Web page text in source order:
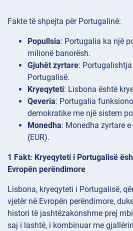
Fakte të shpejta për Portugalinë:
Popullsia: Portugalia ka një
milionë banorësh.
Gjuhët zyrtare:
Portugalisë.
Kryeqyteti: Lisbona është
Qeveria: Portugalia
demokratike me një sistem
Monedha: Monedha zyrtare
(EUR).
1 Fakt: Kryeqyteti i Portugalisë
Evropën perëndimore
Lisbona, kryeqyteti i Portugalisë,
vjetër në Evropën perëndimore,
histori të jashtëzakonshme prej
saj i lashtë, i kombinuar me